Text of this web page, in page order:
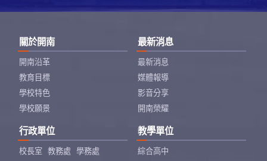
關於開南
開南沿革
教育目標
學校特色
學校願景
最新消息
最新消息
媒體報導
影音分享
開南榮耀
行政單位
校長室 教務處
學務處
教學單位
綜合高中